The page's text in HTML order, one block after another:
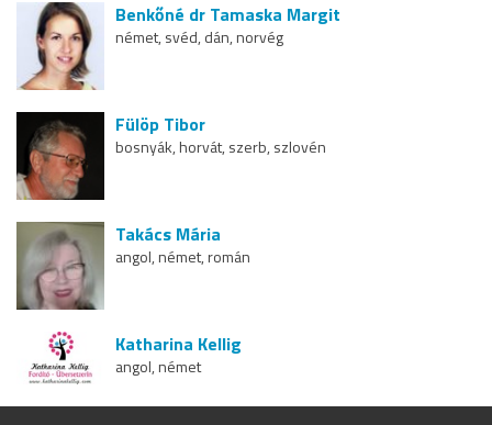
Benkőné dr Tamaska Margit
német, svéd, dán, norvég
Fülöp Tibor
bosnyák, horvát, szerb, szlovén
Takács Mária
angol, német, román
Katharina Kellig
angol, német